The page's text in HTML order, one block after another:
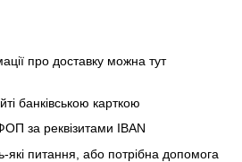
про доставку можна тут
банківською карткою
за реквізитами IBAN
питання, або потрібна допомога